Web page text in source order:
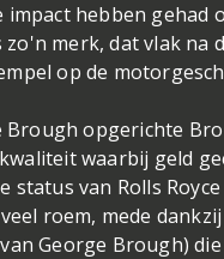
hebben gehad
merk, dat vlak na
op de
opgerichte
waarbij geld
status van Rolls
roem, mede
George Brough)